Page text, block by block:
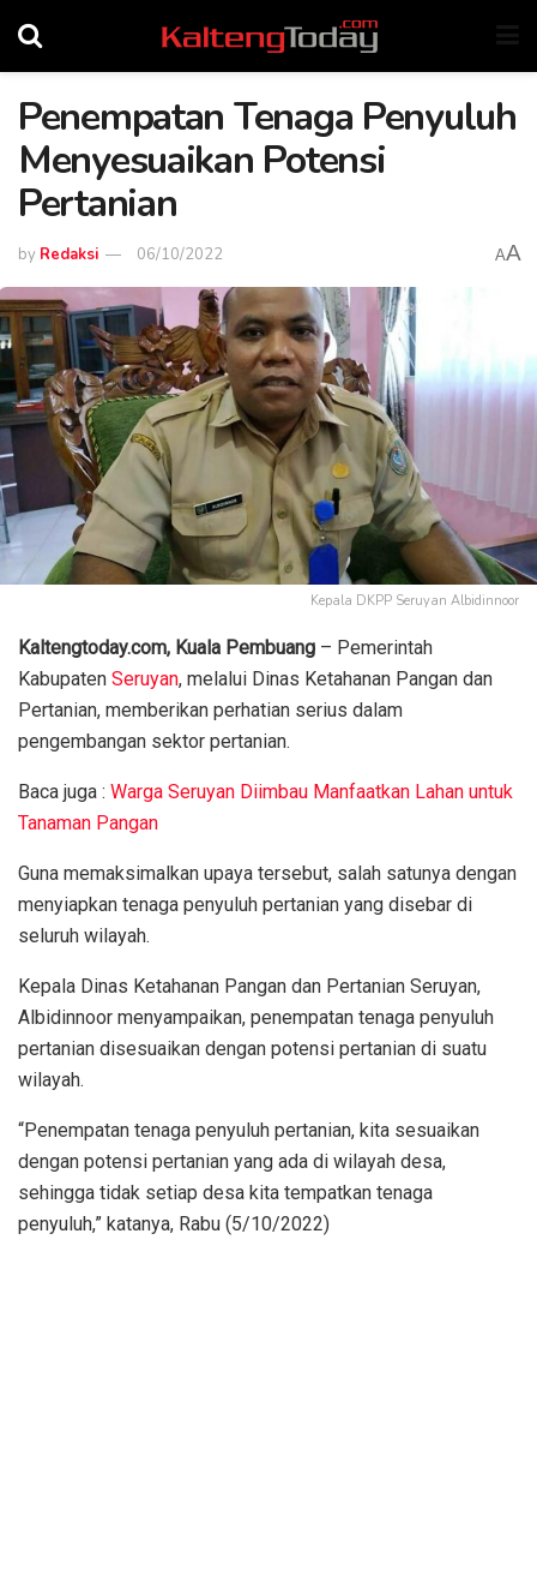
Penempatan Tenaga Penyuluh
Menyesuaikan Potensi
Pertanian
by Redaksi 06/10/2022 AA
Kepala DKPP Seruyan Albidinnoor
Kaltengtoday.com, Kuala Pembuang – Pemerintah
Kabupaten Seruyan, melalui Dinas Ketahanan Pangan dan
Pertanian, memberikan perhatian serius dalam
pengembangan sektor pertanian.
Baca juga : Warga Seruyan Diimbau Manfaatkan Lahan untuk
Tanaman Pangan
Guna memaksimalkan upaya tersebut, salah satunya dengan
menyiapkan tenaga penyuluh pertanian yang disebar di
seluruh wilayah.
Kepala Dinas Ketahanan Pangan dan Pertanian Seruyan,
Albidinnoor menyampaikan, penempatan tenaga penyuluh
pertanian disesuaikan dengan potensi pertanian di suatu
wilayah.
“Penempatan tenaga penyuluh pertanian, kita sesuaikan
dengan potensi pertanian yang ada di wilayah desa,
sehingga tidak setiap desa kita tempatkan tenaga
penyuluh,” katanya, Rabu (5/10/2022)